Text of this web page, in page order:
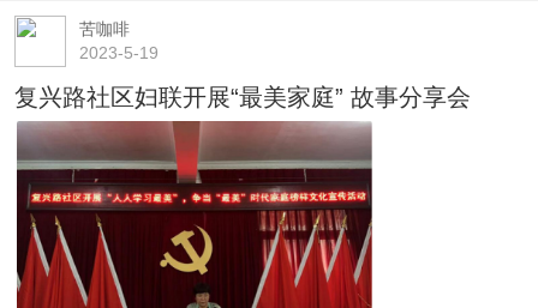
苦咖啡
2023-5-19
复兴路社区妇联开展“最美家庭” 故事分享会